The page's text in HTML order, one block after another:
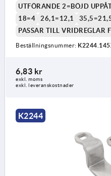
UTFÖRANDE 2=BÖJD
18=4
26,1=12,1
PASSAR TILL VRIDREGLAR
Beställningsnummer:
6,83 kr
exkl. moms
exkl. leveranskostnader
K2244